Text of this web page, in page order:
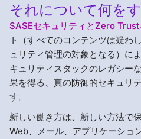
それについて何を
SASEセキュリティとZero Trust
ト（すべてのコンテンツは疑わ
ュリティ管理の対象となる）に
キュリティスタックのレガシー
果を得る、真の防御的セキュリ
す。
新しい働き方は、新しい方法で
Web、メール、アプリケーショ